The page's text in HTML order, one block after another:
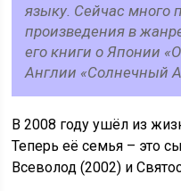
языку. Сейчас много
произведения в
его книги о Японии
Англии «Солнечный
В 2008 году ушёл из
Теперь её семья – это
Всеволод (2002) и